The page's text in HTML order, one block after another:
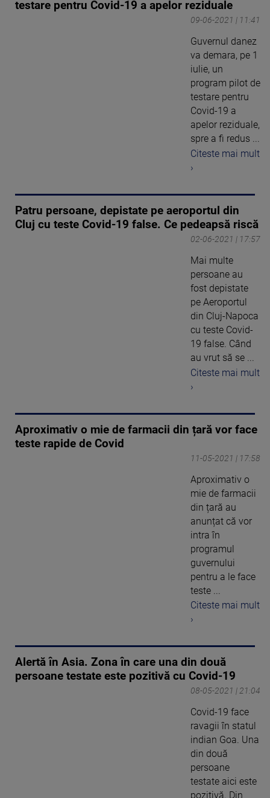
testare pentru Covid-19 a apelor reziduale
09-06-2021 | 11:41
Guvernul danez
va demara, pe 1
iulie, un
program pilot de
testare pentru
Covid-19 a
apelor reziduale,
spre a fi redus ...
Citeste mai mult
›
Patru persoane, depistate pe aeroportul din
Cluj cu teste Covid-19 false. Ce pedeapsă riscă
02-06-2021 | 17:57
Mai multe
persoane au
fost depistate
pe Aeroportul
din Cluj-Napoca
cu teste Covid-
19 false. Când
au vrut să se ...
Citeste mai mult
›
Aproximativ o mie de farmacii din țară vor face
teste rapide de Covid
11-05-2021 | 17:58
Aproximativ o
mie de farmacii
din țară au
anunțat că vor
intra în
programul
guvernului
pentru a le face
teste ...
Citeste mai mult
›
Alertă în Asia. Zona în care una din două
persoane testate este pozitivă cu Covid-19
08-05-2021 | 21:04
Covid-19 face
ravagii în statul
indian Goa. Una
din două
persoane
testate aici este
pozitivă. Din